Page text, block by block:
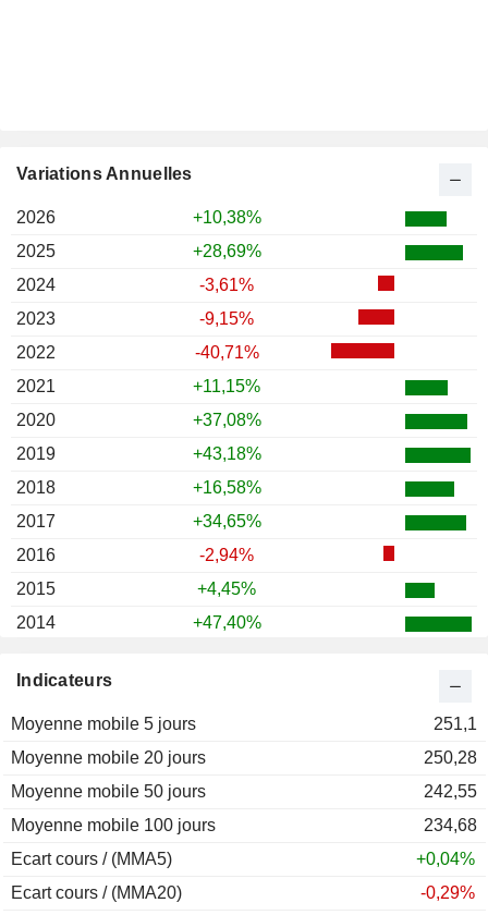
Indicateurs
Moyenne mobile 5 jours
251,1
Moyenne mobile 20 jours
250,28
Moyenne mobile 50 jours
242,55
Moyenne mobile 100 jours
234,68
Ecart cours / (MMA5)
+0,04%
Ecart cours / (MMA20)
-0,29%
Variations Annuelles
2026
+10,38%
2025
+28,69%
2024
-3,61%
2023
-9,15%
2022
-40,71%
2021
+11,15%
2020
+37,08%
2019
+43,18%
2018
+16,58%
2017
+34,65%
2016
-2,94%
2015
+4,45%
2014
+47,40%
2012
2011
2010
-11,37%
2009
+16,95%
2008
-30,45%